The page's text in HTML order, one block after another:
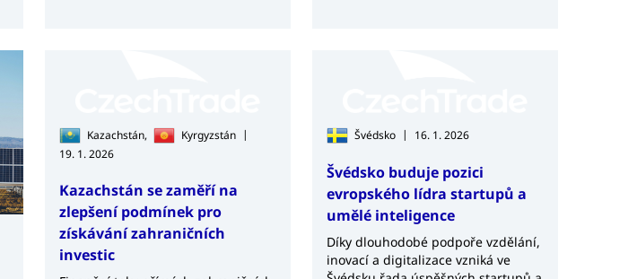
Kazachstán, Kyrgyzstán |
19. 1. 2026
Kazachstán se zaměří na
zlepšení podmínek pro
získávání zahraničních
investic
Švédsko | 16. 1. 2026
Švédsko buduje pozici
evropského lídra startupů a
umělé inteligence
Díky dlouhodobé podpoře vzdělání,
inovací a digitalizace vzniká ve